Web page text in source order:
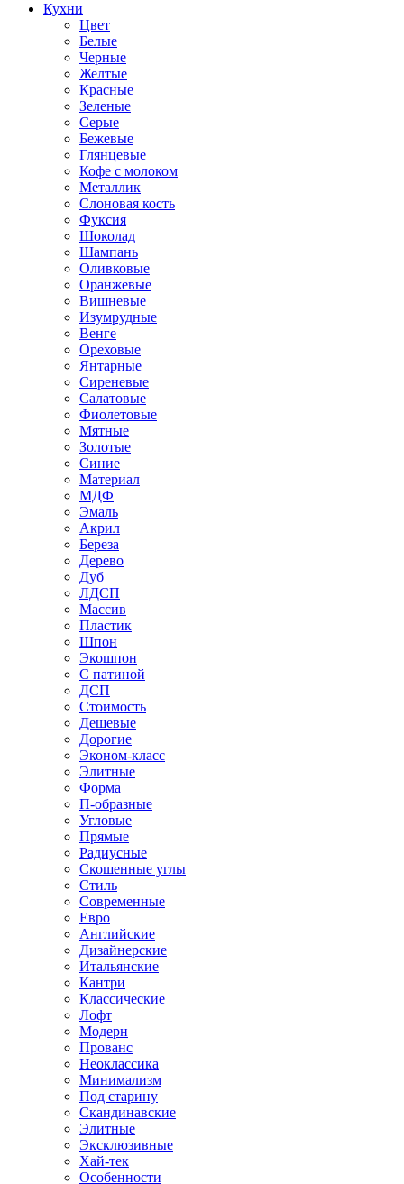
Кухни
Цвет
Белые
Черные
Желтые
Красные
Зеленые
Серые
Бежевые
Глянцевые
Кофе с молоком
Металлик
Слоновая кость
Фуксия
Шоколад
Шампань
Оливковые
Оранжевые
Вишневые
Изумрудные
Венге
Ореховые
Янтарные
Сиреневые
Салатовые
Фиолетовые
Мятные
Золотые
Синие
Материал
МДФ
Эмаль
Акрил
Береза
Дерево
Дуб
ЛДСП
Массив
Пластик
Шпон
Экошпон
С патиной
ДСП
Стоимость
Дешевые
Дорогие
Эконом-класс
Элитные
Форма
П-образные
Угловые
Прямые
Радиусные
Скошенные углы
Стиль
Современные
Евро
Английские
Дизайнерские
Итальянские
Кантри
Классические
Лофт
Модерн
Прованс
Неоклассика
Минимализм
Под старину
Скандинавские
Элитные
Эксклюзивные
Хай-тек
Особенности